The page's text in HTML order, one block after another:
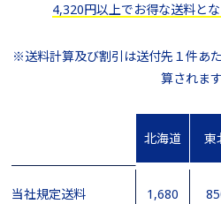
4,320円以上でお得な送料とな
※送料計算及び割引は送付先１件あ
算されます
北海道 東
当社規定送料 1,680